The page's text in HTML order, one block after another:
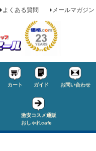
よくある質問 メールマガジン
カート ガイド お問い合わせ
激安コスメ通販
おしゃれcafe